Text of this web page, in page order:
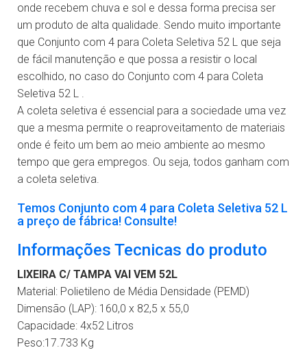
onde recebem chuva e sol e dessa forma precisa ser
um produto de alta qualidade. Sendo muito importante
que Conjunto com 4 para Coleta Seletiva 52 L que seja
de fácil manutenção e que possa a resistir o local
escolhido, no caso do Conjunto com 4 para Coleta
Seletiva 52 L .
A coleta seletiva é essencial para a sociedade uma vez
que a mesma permite o reaproveitamento de materiais
onde é feito um bem ao meio ambiente ao mesmo
tempo que gera empregos. Ou seja, todos ganham com
a coleta seletiva.
Temos Conjunto com 4 para Coleta Seletiva 52 L
a preço de fábrica! Consulte!
Informações Tecnicas do produto
LIXEIRA C/ TAMPA VAI VEM 52L
Material: Polietileno de Média Densidade (PEMD)
Dimensão (LAP): 160,0 x 82,5 x 55,0
Capacidade: 4x52 Litros
Peso:17.733 Kg